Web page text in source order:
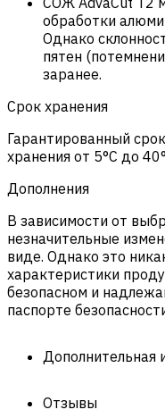
обработки
Однако
пятен
заранее.
Срок хранения
Гарантированный
хранения от 5°C до
Дополнения
В зависимости от
незначительные
виде. Однако это
характеристики
безопасном и
паспорте
Дополнительная
Отзывы